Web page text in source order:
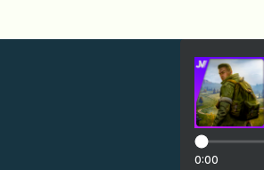
0:00